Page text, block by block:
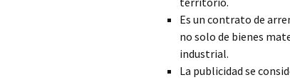
Es un contrato de
no solo de bienes
industrial.
La publicidad se